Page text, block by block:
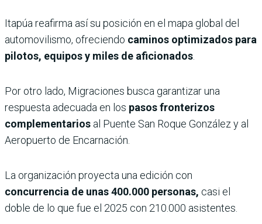
Itapúa reafirma así su posición en el mapa global del
automovilismo, ofreciendo caminos optimizados para
pilotos, equipos y miles de aficionados
Por otro lado, Migraciones busca garantizar una
respuesta adecuada en los pasos fronterizos
complementarios al Puente San Roque González y al
Aeropuerto de Encarnación.
La organización proyecta una edición con
concurrencia de unas 400.000 personas, casi el
doble de lo que fue el 2025 con 210.000 asistentes.